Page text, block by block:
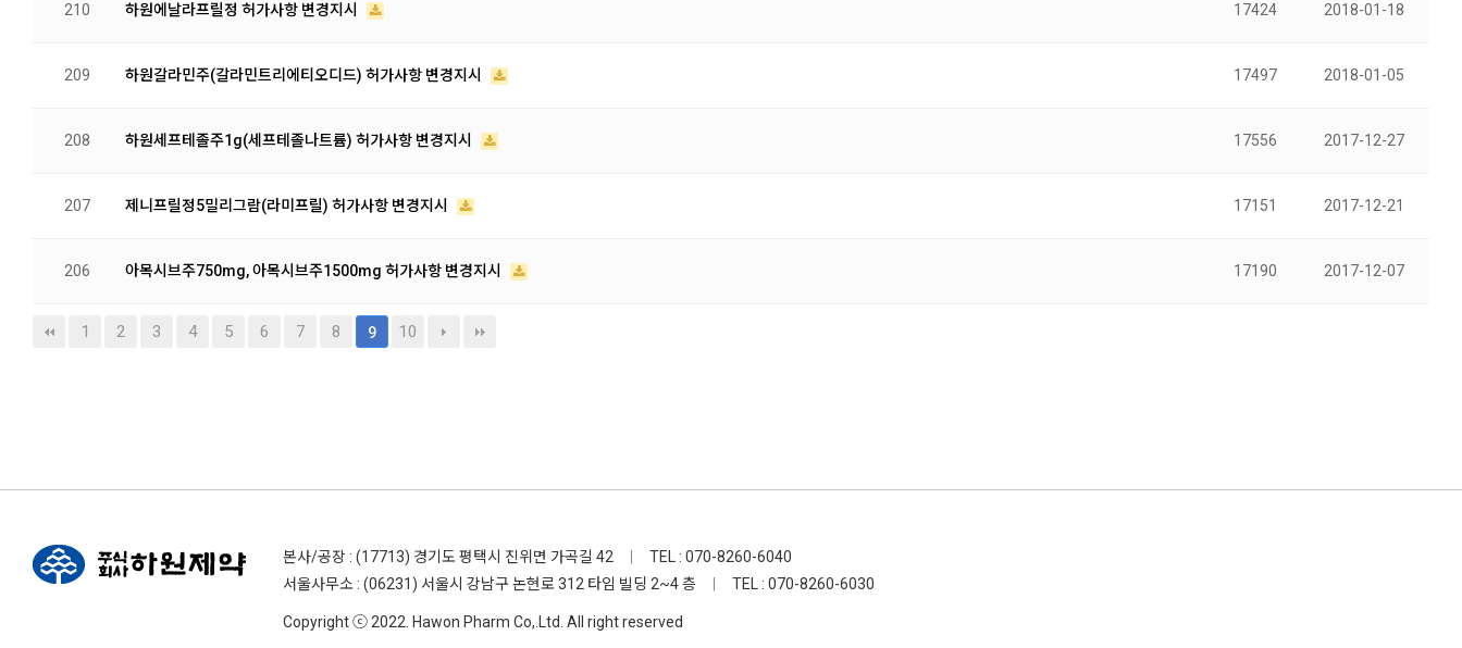
210 하원에날라프릴정 허가사항 변경지시 17424 2018-01-18
209 하원갈라민주(갈라민트리에티오디드) 허가사항 변경지시 17497 2018-01-05
208 하원세프테졸주1g(세프테졸나트륨) 허가사항 변경지시 17556 2017-12-27
207 제니프릴정5밀리그람(라미프릴) 허가사항 변경지시 17151 2017-12-21
206 아목시브주750mg, 아목시브주1500mg 허가사항 변경지시 17190 2017-12-07
1 2 3 4 5 6 7 8 9 10
본사/공장 : (17713) 경기도 평택시 진위면 가곡길 42
TEL : 070-8260-6040
서울사무소 : (06231) 서울시 강남구 논현로 312 타임 빌딩 2~4 층
TEL : 070-8260-6030
Copyright ⓒ 2022. Hawon Pharm Co,.Ltd. All right reserved